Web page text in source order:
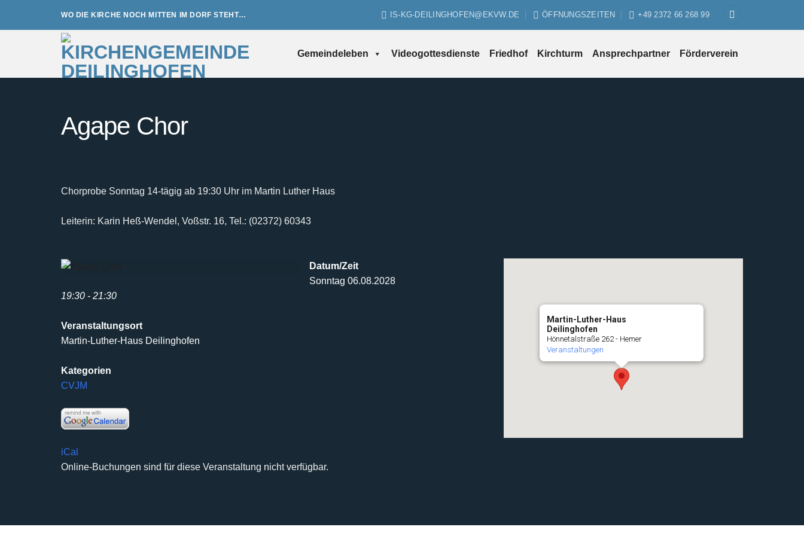
WO DIE KIRCHE NOCH MITTEN IM DORF STEHT… IS-KG-DEILINGHOFEN@EKVW.DE ÖFFNUNGSZEITEN +49 2372 66 268 99
Gemeindeleben Videogottesdienste Friedhof Kirchturm Ansprechpartner Förderverein
Agape Chor
Chorprobe Sonntag 14-tägig ab 19:30 Uhr im Martin Luther Haus
Leiterin: Karin Heß-Wendel, Voßstr. 16, Tel.: (02372) 60343
Martin-Luther-Haus
Deilinghofen
Hönnetalstraße 262 - Hemer
Veranstaltungen
Datum/Zeit
Sonntag 06.08.2028
19:30 - 21:30
Veranstaltungsort
Martin-Luther-Haus Deilinghofen
Kategorien
CVJM
iCal
Online-Buchungen sind für diese Veranstaltung nicht verfügbar.